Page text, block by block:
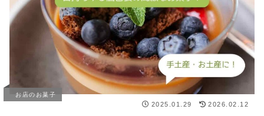
お店のお菓子
2025.01.29 2026.02.12